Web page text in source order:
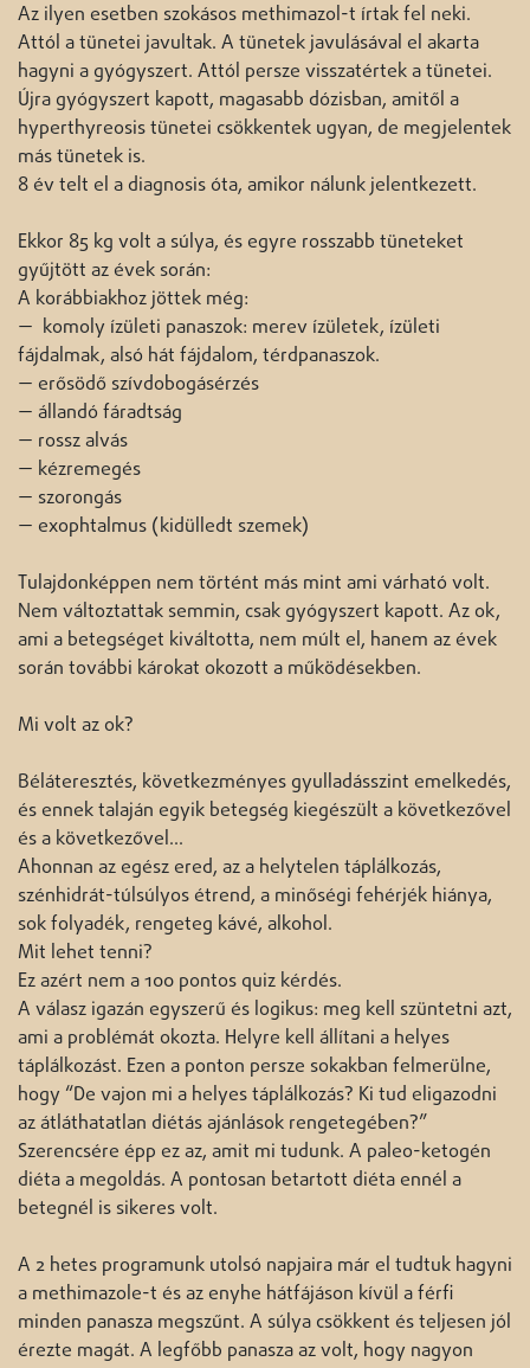
Az ilyen esetben szokásos methimazol-t írtak fel neki.
Attól a tünetei javultak. A tünetek javulásával el akarta
hagyni a gyógyszert. Attól persze visszatértek a tünetei.
Újra gyógyszert kapott, magasabb dózisban, amitől a
hyperthyreosis tünetei csökkentek ugyan, de megjelentek
más tünetek is.
8 év telt el a diagnosis óta, amikor nálunk jelentkezett.
Ekkor 85 kg volt a súlya, és egyre rosszabb tüneteket
gyűjtött az évek során:
A korábbiakhoz jöttek még:
— komoly ízületi panaszok: merev ízületek, ízületi
fájdalmak, alsó hát fájdalom, térdpanaszok.
— erősödő szívdobogásérzés
— állandó fáradtság
— rossz alvás
— kézremegés
— szorongás
— exophtalmus (kidülledt szemek)
Tulajdonképpen nem történt más mint ami várható volt.
Nem változtattak semmin, csak gyógyszert kapott. Az ok,
ami a betegséget kiváltotta, nem múlt el, hanem az évek
során további károkat okozott a működésekben.
Mi volt az ok?
Béláteresztés, következményes gyulladásszint emelkedés,
és ennek talaján egyik betegség kiegészült a következővel
és a következővel...
Ahonnan az egész ered, az a helytelen táplálkozás,
szénhidrát-túlsúlyos étrend, a minőségi fehérjék hiánya,
sok folyadék, rengeteg kávé, alkohol.
Mit lehet tenni?
Ez azért nem a 100 pontos quiz kérdés.
A válasz igazán egyszerű és logikus: meg kell szüntetni azt,
ami a problémát okozta. Helyre kell állítani a helyes
táplálkozást. Ezen a ponton persze sokakban felmerülne,
hogy “De vajon mi a helyes táplálkozás? Ki tud eligazodni
az átláthatatlan diétás ajánlások rengetegében?”
Szerencsére épp ez az, amit mi tudunk. A paleo-ketogén
diéta a megoldás. A pontosan betartott diéta ennél a
betegnél is sikeres volt.
A 2 hetes programunk utolsó napjaira már el tudtuk hagyni
a methimazole-t és az enyhe hátfájáson kívül a férfi
minden panasza megszűnt. A súlya csökkent és teljesen jól
érezte magát. A legfőbb panasza az volt, hogy nagyon